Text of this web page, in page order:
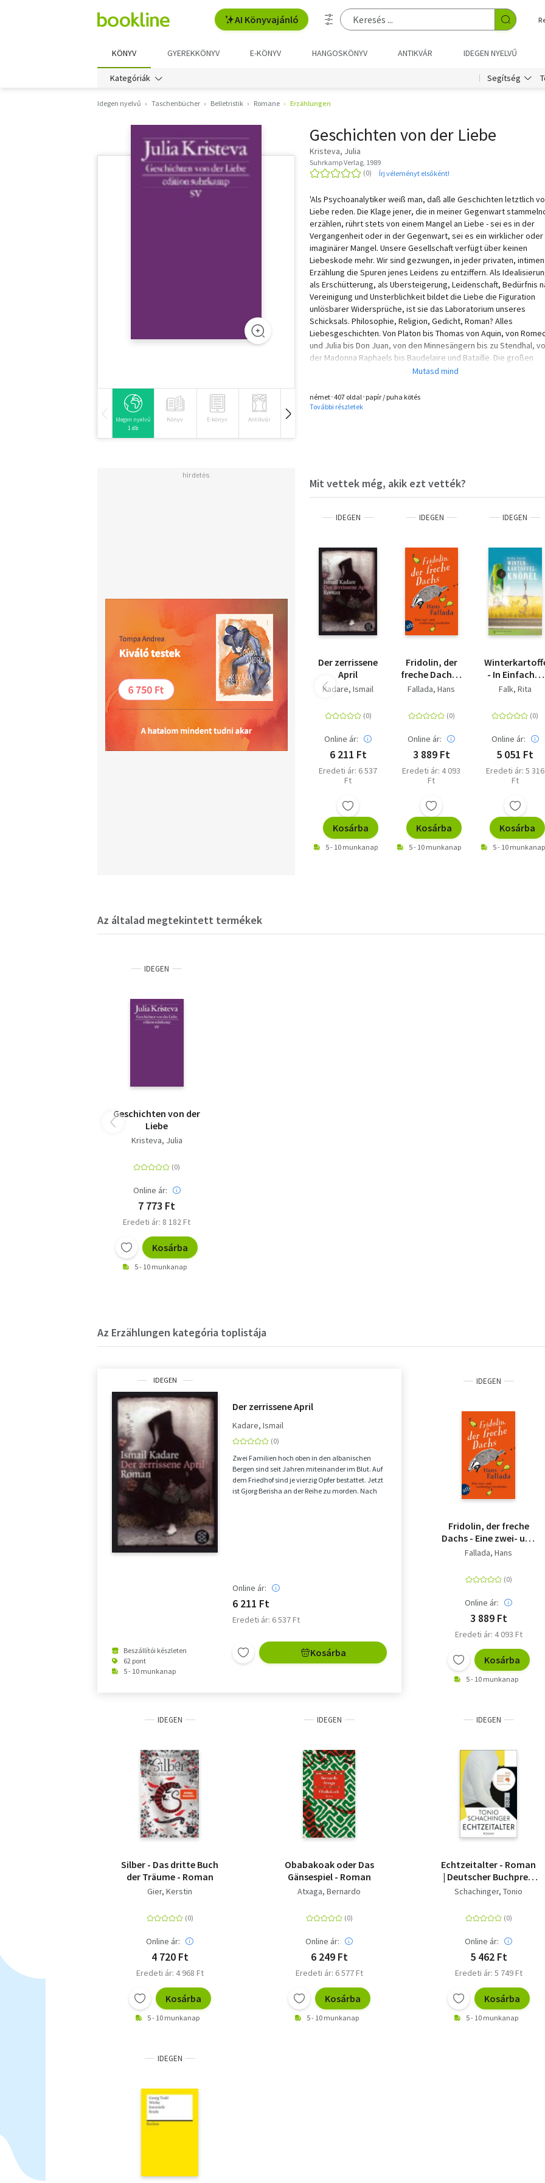
AI Könyvajánló
KÖNYV GYEREKKÖNYV E-KÖNYV HANGOSKÖNYV ANTIKVÁR IDEGEN NYELVŰ
Kategóriák Segítség
Idegen nyelvű Taschenbücher Belletristik Romane Erzählungen
Idegen nyelvű
1 db
Könyv E-könyv Antikvár Hangoskönyv
Geschichten von der Liebe
Kristeva, Julia
Suhrkamp Verlag, 1989
Írj véleményt elsőként!
'Als Psychoanalytiker weiß man, daß alle Geschichten letztlich
Liebe reden. Die Klage jener, die in meiner Gegenwart
erzählen, rührt stets von einem Mangel an Liebe - sei es in der
Vergangenheit oder in der Gegenwart, sei es ein wirklicher oder
imaginärer Mangel. Unsere Gesellschaft verfügt über keinen
Liebeskode mehr. Wir sind gezwungen, in jeder privaten, intimen
Erzählung die Spuren jenes Leidens zu entziffern. Als
als Erschütterung, als Ubersteigerung, Leidenschaft, Bedürfnis
Vereinigung und Unsterblichkeit bildet die Liebe die Figuration
unlösbarer Widersprüche, ist sie das Laboratorium unseres
Schicksals. Philosophie, Religion, Gedicht, Roman? Alles
Liebesgeschichten. Von Platon bis Thomas von Aquin, von
und Julia bis Don Juan, von den Minnesängern bis zu Stendhal,
der Madonna Raphaels bis Baudelaire und Bataille. Die großen
künstlerischen Werke reden von nichts anderem als dem, was,
német･407 oldal･papír / puha kötés
További részletek
Mit vettek még, akik ezt vették?
IDEGEN
Der zerrissene
April
Kadare, Ismail
Online ár:
6 211 Ft
Eredeti ár: 6 537
Ft
Kosárba
5 - 10 munkanap
IDEGEN
Fridolin, der
freche Dachs -
Eine zwei- und
Geschichte
Fallada, Hans
Online ár:
3 889 Ft
Eredeti ár: 4 093
Ft
Kosárba
5 - 10 munkanap
IDEGEN
- In Einfacher
Sprache
Falk, Rita
Online ár:
5 051 Ft
Eredeti ár: 5 316
Ft
Kosárba
5 - 10 munkanap
Az általad megtekintett termékek
IDEGEN
Geschichten von der
Liebe
Kristeva, Julia
Online ár:
7 773 Ft
Eredeti ár: 8 182 Ft
Kosárba
5 - 10 munkanap
Az Erzählungen kategória toplistája
IDEGEN
Beszállítói készleten
62 pont
5 - 10 munkanap
Der zerrissene April
Kadare, Ismail
Zwei Familien hoch oben in den albanischen
Bergen sind seit Jahren miteinander im Blut. Auf
dem Friedhof sind je vierzig Opfer bestattet. Jetzt
ist Gjorg Berisha an der Reihe zu morden. Nach
Online ár:
6 211 Ft
Eredeti ár: 6 537 Ft
Kosárba
IDEGEN
Fridolin, der freche
Dachs - Eine zwei- und
vierbeinige Geschichte
Fallada, Hans
Online ár:
3 889 Ft
Eredeti ár: 4 093 Ft
Kosárba
5 - 10 munkanap
IDEGEN
Silber - Das dritte Buch
der Träume - Roman
Gier, Kerstin
Online ár:
4 720 Ft
Eredeti ár: 4 968 Ft
Kosárba
5 - 10 munkanap
IDEGEN
Obabakoak oder Das
Gänsespiel - Roman
Atxaga, Bernardo
Online ár:
6 249 Ft
Eredeti ár: 6 577 Ft
Kosárba
5 - 10 munkanap
IDEGEN
Echtzeitalter - Roman
| Deutscher Buchpreis
2023
Schachinger, Tonio
Online ár:
5 462 Ft
Eredeti ár: 5 749 Ft
Kosárba
5 - 10 munkanap
IDEGEN